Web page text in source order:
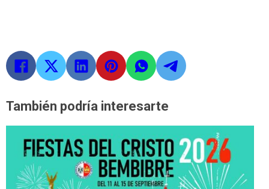
También podría interesarte